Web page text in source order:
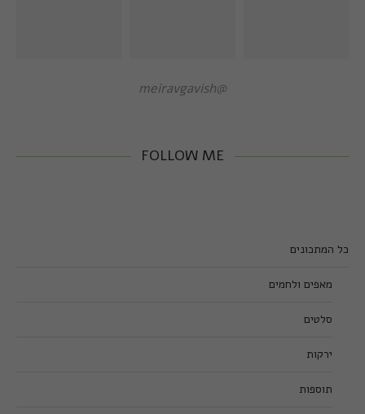
@meiravgavish
FOLLOW ME
כל המתכונים
מאפים ולחמים
סלטים
ירקות
תוספות